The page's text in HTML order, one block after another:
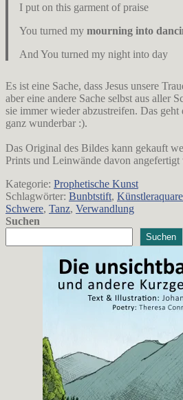
I put on this garment of praise
You turned my mourning into
And You turned my night into day
Es ist eine Sache, dass Jesus unsere
aber eine andere Sache selbst aus aller
sie immer wieder abzustreifen. Das
ganz wunderbar :).
Das Original des Bildes kann gekauft
Prints und Leinwände davon angefertigt
Kategorie: Prophetische Kunst
Schlagwörter: Bunbtstift,
Schwere, Tanz, Verwandlung
Suchen
Suchen